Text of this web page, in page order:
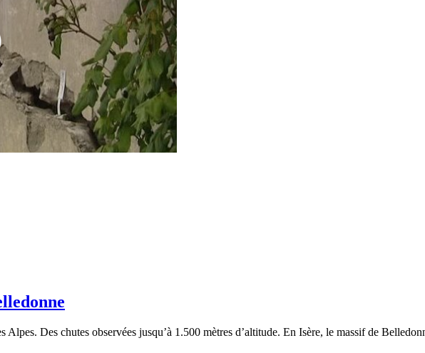
Alpes. Des chutes observées jusqu’à 1.500 mètres d’altitude. En Isère, le massif de